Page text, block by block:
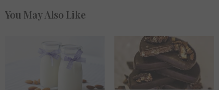
You May Also Like